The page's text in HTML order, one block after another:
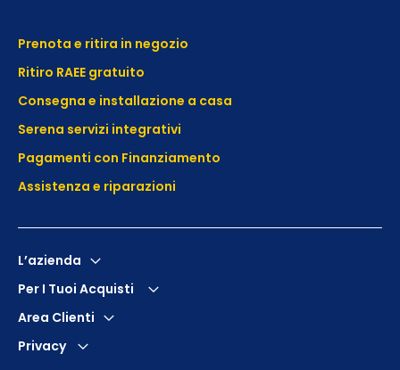
Prenota e ritira in negozio
Ritiro RAEE gratuito
Consegna e installazione a casa
Serena servizi integrativi
Pagamenti con Finanziamento
Assistenza e riparazioni
L’azienda
Per I Tuoi Acquisti
Area Clienti
Privacy